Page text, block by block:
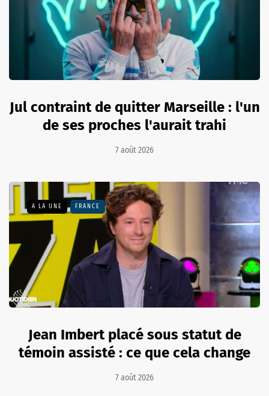
Jul contraint de quitter Marseille : l'un
de ses proches l'aurait trahi
7 août 2026
A LA UNE FRANCE
Jean Imbert placé sous statut de
témoin assisté : ce que cela change
7 août 2026